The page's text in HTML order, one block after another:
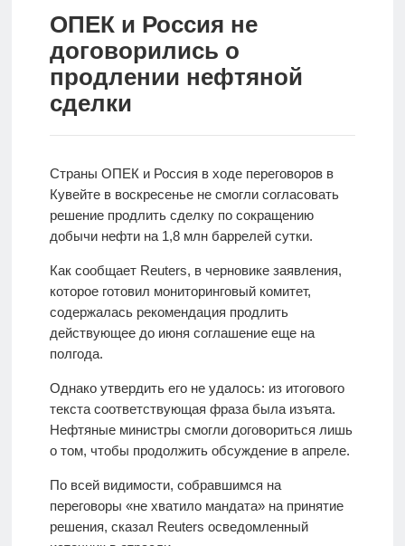
Дивиденды
Волновой
Видео
в России
Рунет
ОПЕК и Россия не
договорились о
продлении нефтяной
сделки
Страны ОПЕК и Россия в ходе переговоров в
Кувейте в воскресенье не смогли согласовать
решение продлить сделку по сокращению
добычи нефти на 1,8 млн баррелей сутки.
Как сообщает Reuters, в черновике заявления,
которое готовил мониторинговый комитет,
содержалась рекомендация продлить
действующее до июня соглашение еще на
полгода.
Однако утвердить его не удалось: из итогового
текста соответствующая фраза была изъята.
Нефтяные министры смогли договориться лишь
о том, чтобы продолжить обсуждение в апреле.
По всей видимости, собравшимся на
переговоры «не хватило мандата» на принятие
решения, сказал Reuters осведомленный